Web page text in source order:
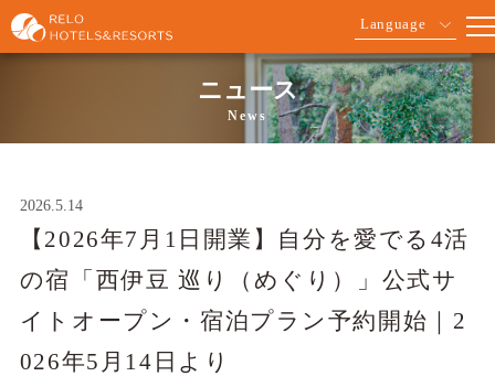
Language
ニュース
News
2026.5.14
【2026年7月1日開業】自分を愛でる4活
の宿「西伊豆 巡り（めぐり）」公式サ
イトオープン・宿泊プラン予約開始｜2
026年5月14日より